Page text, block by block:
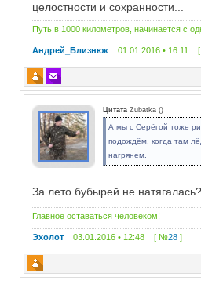
целостности и сохранности...
Путь в 1000 километров, начинается с
Андрей_Близнюк 01.01.2016 • 16:11
Цитата Zubatka ()
А мы с Серёгой тоже
подождём, когда там
нагрянем.
За лето бубырей не
Главное оставаться человеком!
Эхолот 03.01.2016 • 12:48 [ №28 ]